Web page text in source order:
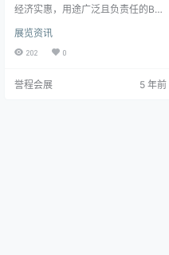
MAGIS设计的BELL CHAIR
经济实惠，用途广泛且负责任的BEL
antin Grcic）和麦吉斯（Magis）开
发了一种现代整体式椅子，该椅子
聚丙烯制成。获得专利的材料几乎
展览资讯
202 0
誉程会展 5 年前